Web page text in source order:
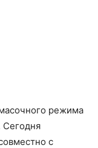
режима
Сегодня
с